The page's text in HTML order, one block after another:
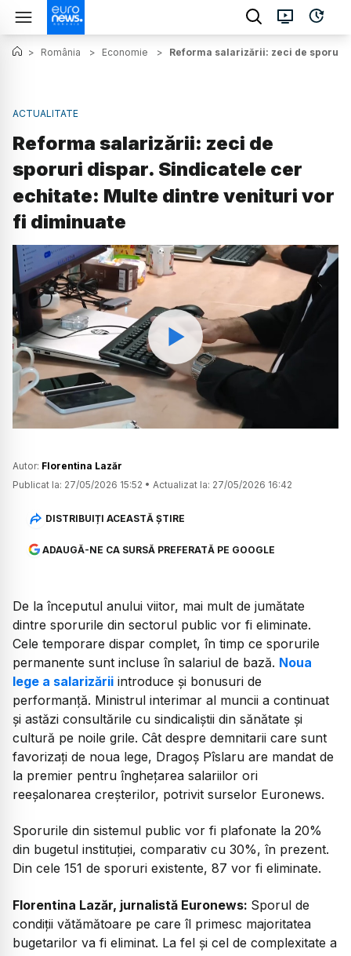
> România > Economie > Reforma salarizării: zeci de
ACTUALITATE
Reforma salarizării: zeci de
sporuri dispar. Sindicatele cer
echitate: Multe dintre venituri vor
fi diminuate
Watch
Autor: Florentina Lazăr
Publicat la: 27/05/2026 15:52 • Actualizat la: 27/05/2026 16:42
DISTRIBUIȚI ACEASTĂ ȘTIRE
ADAUGĂ-NE CA SURSĂ PREFERATĂ PE GOOGLE
De la începutul anului viitor, mai mult de jumătate
dintre sporurile din sectorul public vor fi eliminate.
Cele temporare dispar complet, în timp ce sporurile
permanente sunt incluse în salariul de bază. Noua
lege a salarizării introduce și bonusuri de
performanță. Ministrul interimar al muncii a continuat
și astăzi consultările cu sindicaliștii din sănătate și
cultură pe noile grile. Cât despre demnitarii care sunt
favorizați de noua lege, Dragoș Pîslaru are mandat de
la premier pentru înghețarea salariilor ori
reeșalonarea creșterilor, potrivit surselor Euronews.
Sporurile din sistemul public vor fi plafonate la 20%
din bugetul instituției, comparativ cu 30%, în prezent.
Din cele 151 de sporuri existente, 87 vor fi eliminate.
Florentina Lazăr, jurnalistă Euronews: Sporul de
condiții vătămătoare pe care îl primesc majoritatea
bugetarilor va fi eliminat. La fel și cel de complexitate a